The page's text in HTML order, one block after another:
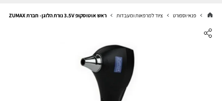
פנאי וספורט ציוד למרפאות ומעבדות ראש אוטוסקופ 3.5V נורת הלוגן- חברת ZUMAX זומקס